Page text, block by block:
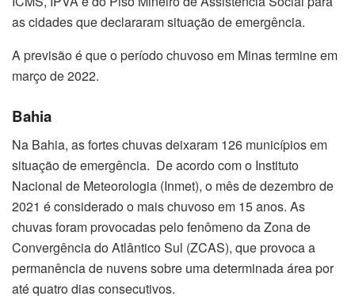
as cidades que declararam situação de emergência.
A previsão é que o período chuvoso em Minas termine em
março de 2022.
Bahia
Na Bahia, as fortes chuvas deixaram 126 municípios em
situação de emergência. De acordo com o Instituto
Nacional de Meteorologia (Inmet), o mês de dezembro de
2021 é considerado o mais chuvoso em 15 anos. As
chuvas foram provocadas pelo fenômeno da Zona de
Convergência do Atlântico Sul (ZCAS), que provoca a
permanência de nuvens sobre uma determinada área por
até quatro dias consecutivos.